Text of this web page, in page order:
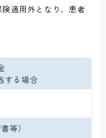
適用外となり、患者
する場合
等）